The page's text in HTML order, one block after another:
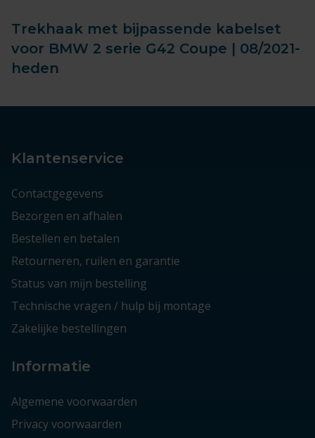
Trekhaak met bijpassende kabelset
voor BMW 2 serie G42 Coupe | 08/2021-
heden
Klantenservice
Contactgegevens
Bezorgen en afhalen
Bestellen en betalen
Retourneren, ruilen en garantie
Status van mijn bestelling
Technische vragen / hulp bij montage
Zakelijke bestellingen
Informatie
Algemene voorwaarden
Privacy voorwaarden